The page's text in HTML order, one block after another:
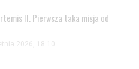
II. Pierwsza taka misja od
2026, 18:10